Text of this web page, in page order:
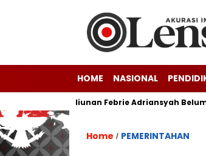
HOME NASIONAL
Triliunan Febrie Adriansyah Belum
Home / PEMERINTAHAN